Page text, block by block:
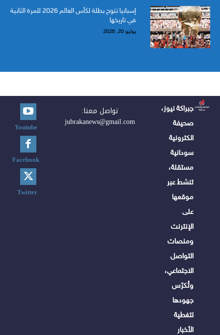
إسبانيا تتوج بطلة لكأس العالم 2026 للمرة الثانية
في تاريخها
يوليو 20, 2026
جبراكة نيوز،
صحيفة
الكترونية
سودانية
مستقلة،
تنشط عبر
موقعها
على
الإنترنت
ومنصات
التواصل
الاجتماعي،
وتُكرّس
جهودها
لتغطية
الأخبار
تواصل معنا:
jubrakanews@gmail.com
Youtube
Facebook
Twitter